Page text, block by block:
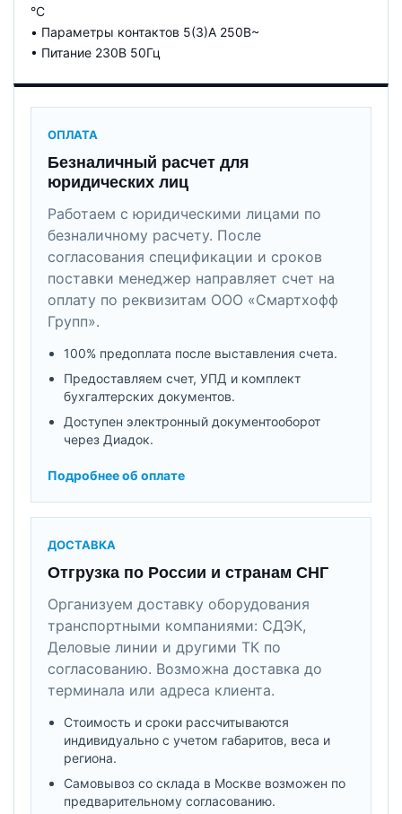
°C
• Параметры контактов 5(3)A 250В~
• Питание 230В 50Гц
ОПЛАТА
Безналичный расчет для
юридических лиц
Работаем с юридическими лицами по
безналичному расчету. После
согласования спецификации и сроков
поставки менеджер направляет счет на
оплату по реквизитам ООО «Смартхофф
Групп».
100% предоплата после выставления счета.
Предоставляем счет, УПД и комплект
бухгалтерских документов.
Доступен электронный документооборот
через Диадок.
Подробнее об оплате
ДОСТАВКА
Отгрузка по России и странам СНГ
Организуем доставку оборудования
транспортными компаниями: СДЭК,
Деловые линии и другими ТК по
согласованию. Возможна доставка до
терминала или адреса клиента.
Стоимость и сроки рассчитываются
индивидуально с учетом габаритов, веса и
региона.
Самовывоз со склада в Москве возможен по
предварительному согласованию.